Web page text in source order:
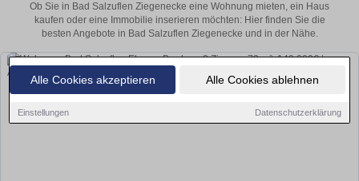
Alle Cookies akzeptieren Alle Cookies ablehnen
Einstellungen Datenschutzerklärung
Ob Sie in Bad Salzuflen Ziegenecke eine Wohnung mieten, ein Haus
kaufen oder eine Immobilie inserieren möchten: Hier finden Sie die
besten Angebote in Bad Salzuflen Ziegenecke und in der Nähe.